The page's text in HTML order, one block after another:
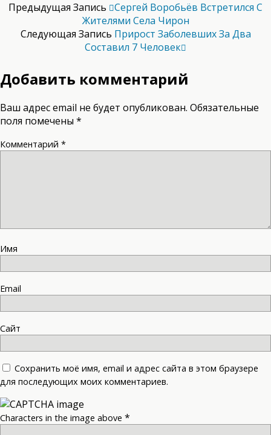
Предыдущая Запись
Сергей Воробьёв Встретился С
Жителями Села Чирон
Следующая Запись Прирост Заболевших За Два
Составил 7 Человек
Добавить комментарий
Ваш адрес email не будет опубликован. Обязательные
поля помечены *
Комментарий *
Имя
Email
Сайт
Сохранить моё имя, email и адрес сайта в этом браузере
для последующих моих комментариев.
Characters in the image above *